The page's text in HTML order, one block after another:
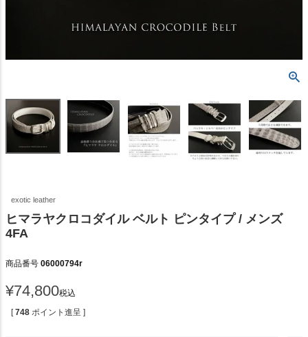
exotic leather
ヒマラヤクロコダイル ベルト ピンタイプ / メンズ
4FA
商品番号 06000794r
¥74,800税込
[ 748 ポイント進呈 ]